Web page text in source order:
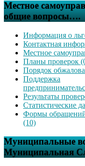
Местное
общие вопросы….
Информация о
Контактная
Местное
Планы проверок
Порядок
Поддержка
Результаты
Статистические
Формы
(10)
Муниципальные
Муниципальная